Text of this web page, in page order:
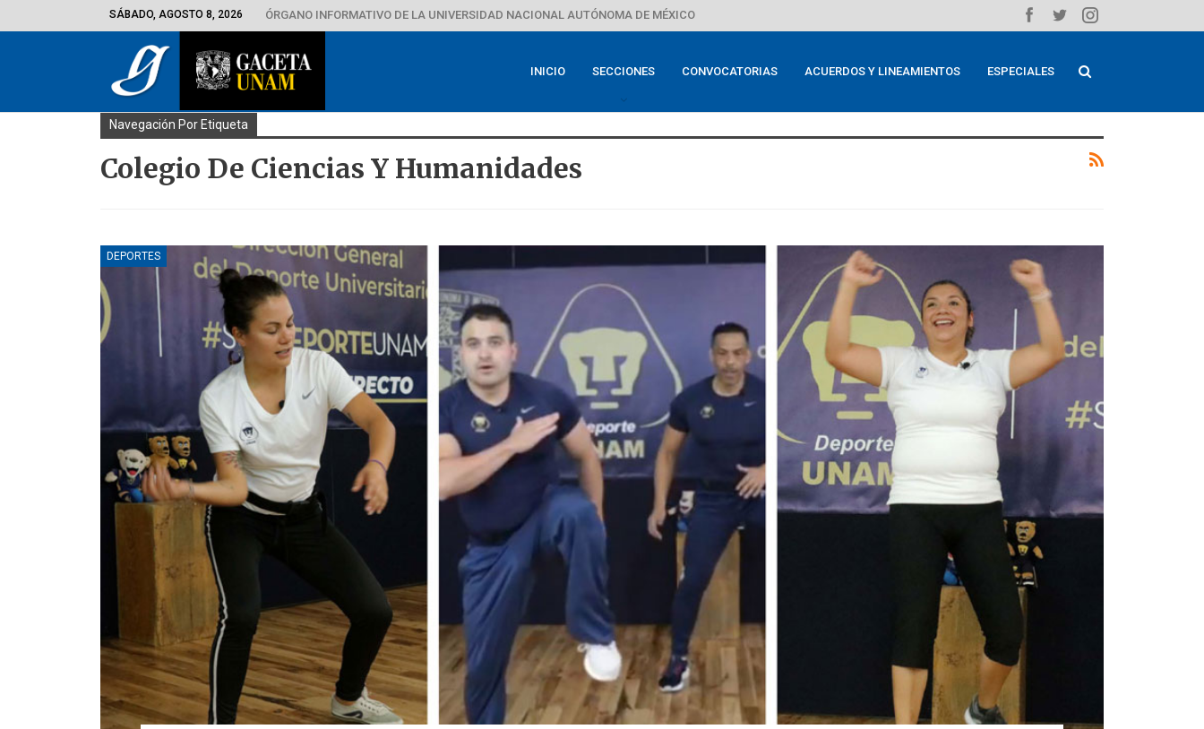
SÁBADO, AGOSTO 8, 2026 ÓRGANO INFORMATIVO DE LA UNIVERSIDAD NACIONAL AUTÓNOMA DE MÉXICO
INICIO SECCIONES CONVOCATORIAS ACUERDOS Y LINEAMIENTOS ESPECIALES
Navegación Por Etiqueta
Colegio De Ciencias Y Humanidades
DEPORTES